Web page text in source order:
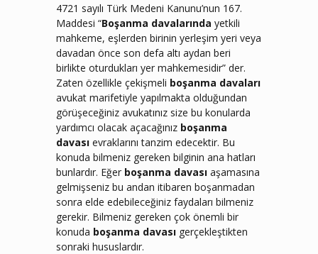
4721 sayılı Türk Medeni Kanunu’nun 167.
Maddesi “Boşanma davalarında yetkili
mahkeme, eşlerden birinin yerleşim yeri veya
davadan önce son defa altı aydan beri
birlikte oturdukları yer mahkemesidir” der.
Zaten özellikle çekişmeli boşanma davaları
avukat marifetiyle yapılmakta olduğundan
görüşeceğiniz avukatınız size bu konularda
yardımcı olacak açacağınız boşanma
davası evraklarını tanzim edecektir. Bu
konuda bilmeniz gereken bilginin ana hatları
bunlardır. Eğer boşanma davası aşamasına
gelmişseniz bu andan itibaren boşanmadan
sonra elde edebileceğiniz faydaları bilmeniz
gerekir. Bilmeniz gereken çok önemli bir
konuda boşanma davası gerçekleştikten
sonraki hususlardır.